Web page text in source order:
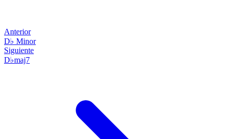
Anterior
D♭ Minor
Siguiente
D♭maj7